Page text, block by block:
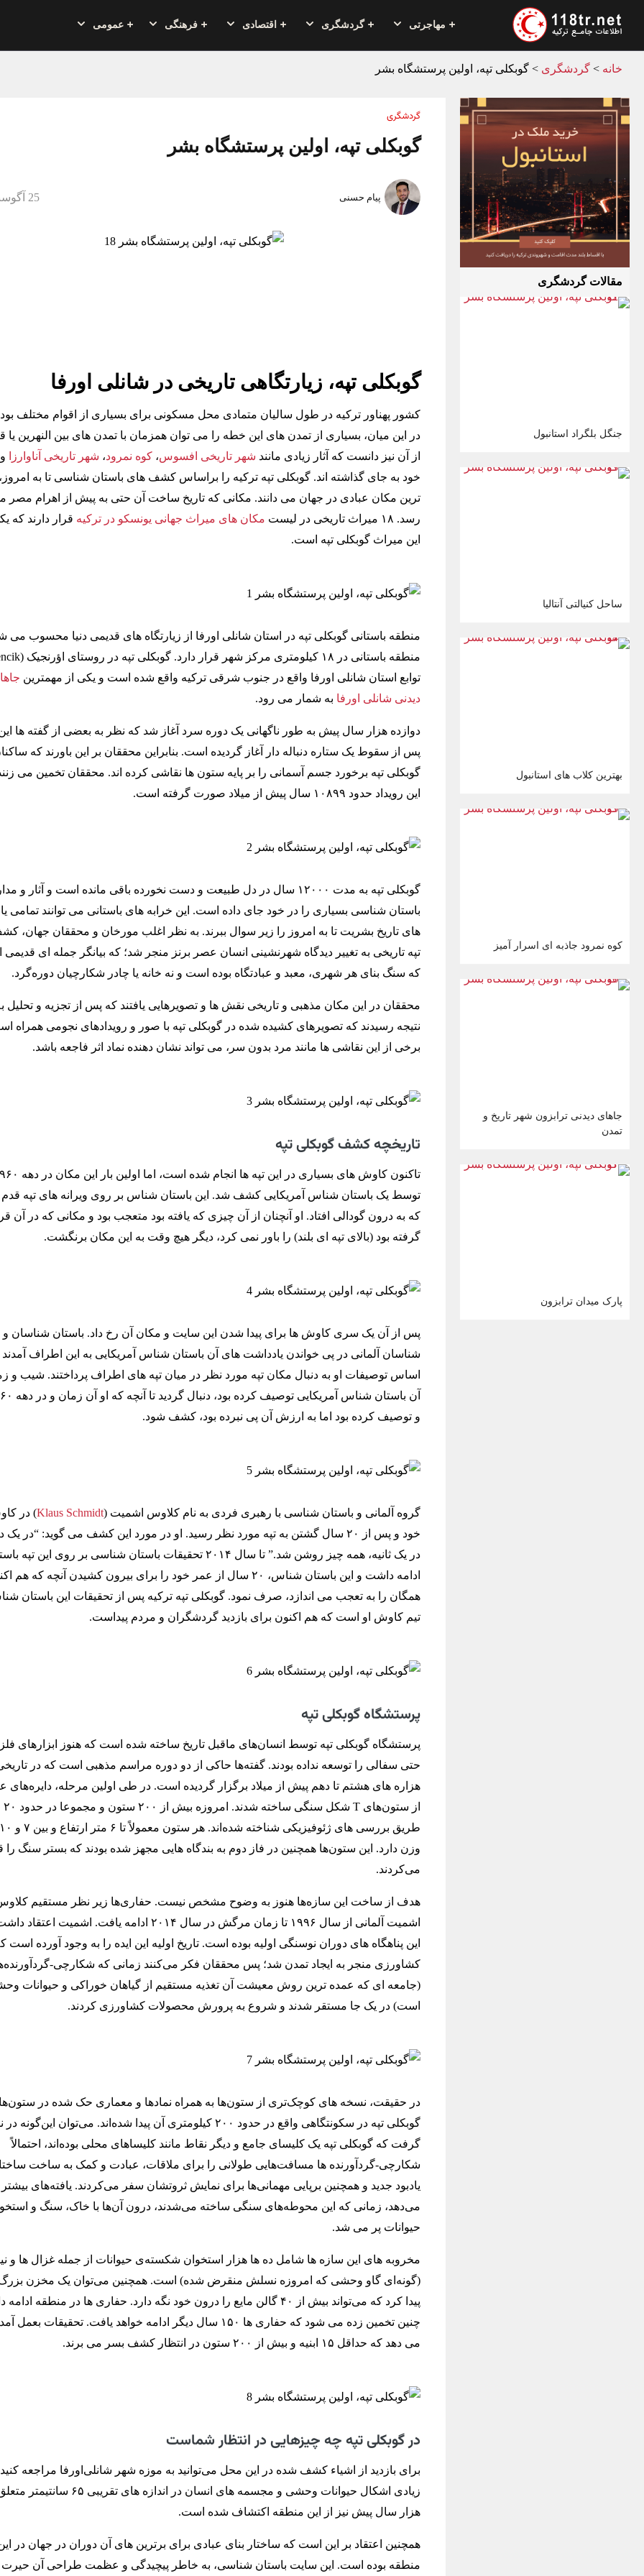
مهاجرتی گردشگری اقتصادی فرهنگی عمومی
خانه > گردشگری > گوبکلی تپه، اولین پرستشگاه بشر
مقالات گردشگری
جنگل بلگراد استانبول
ساحل کنیالتی آنتالیا
بهترین کلاب های استانبول
کوه نمرود جاذبه ای اسرار آمیز
جاهای دیدنی ترابزون شهر تاریخ و
تمدن
پارک میدان ترابزون
گردشگری
گوبکلی تپه، اولین پرستشگاه بشر
پیام حسنی 25 آگوست 2020
گوبکلی تپه، زیارتگاهی تاریخی در شانلی اورفا
کشور پهناور ترکیه در طول سالیان متمادی محل مسکونی برای بسیاری از اقوام مختلف
در این میان، بسیاری از تمدن های این خطه را می توان همزمان با تمدن های بین النهرین یا
از آن نیز دانست که آثار زیادی مانند شهر تاریخی افسوس، کوه نمرود، شهر تاریخی آناوارزا
خود به جای گذاشته اند. گوبکلی تپه ترکیه را براساس کشف های باستان شناسی تا به
ترین مکان عبادی در جهان می دانند. مکانی که تاریخ ساخت آن حتی به پیش از اهرام مصر
رسد. ۱۸ میراث تاریخی در لیست
مکان های میراث جهانی یونسکو در ترکیه قرار دارند که
این میراث گوبکلی تپه است.
منطقه باستانی گوبکلی تپه در استان شانلی اورفا از زیارتگاه های قدیمی دنیا محسوب می
توابع استان شانلی اورفا واقع در جنوب شرقی ترکیه واقع شده است و یکی از مهمترین
دیدنی شانلی اورفا به شمار می رود.
دوازده هزار سال پیش به طور ناگهانی یک دوره سرد آغاز شد که نظر به بعضی از گفته ها
پس از سقوط یک ستاره دنباله دار آغاز گردیده است. بنابراین محققان بر این باورند که
گوبکلی تپه برخورد جسم آسمانی را بر پایه ستون ها نقاشی کرده اند. محققان تخمین می
این رویداد حدود ۱۰۸۹۹ سال پیش از میلاد صورت گرفته است.
گوبکلی تپه به مدت ۱۲۰۰۰ سال در دل طبیعت و دست نخورده باقی مانده است و آثار و
باستان شناسی بسیاری را در خود جای داده است. این خرابه های باستانی می توانند تمامی
های تاریخ بشریت تا به امروز را زیر سوال ببرند. به نظر اغلب مورخان و محققان جهان،
تپه تاریخی به تغییر دیدگاه شهرنشینی انسان عصر برنز منجر شد؛ که بیانگر جمله ای
که سنگ بنای هر شهری، معبد و عبادتگاه بوده است و نه خانه یا چادر شکارچیان دوره‌گرد.
محققان در این مکان مذهبی و تاریخی نقش ها و تصویرهایی یافتند که پس از تجزیه و تحلیل
نتیجه رسیدند که تصویرهای کشیده شده در گوبکلی تپه با صور و رویدادهای نجومی همراه
برخی از این نقاشی ها مانند مرد بدون سر، می تواند نشان دهنده نماد اثر فاجعه باشد.
تاریخچه کشف گوبکلی تپه
توسط یک باستان شناس آمریکایی کشف شد. این باستان شناس بر روی ویرانه های تپه
که به درون گودالی افتاد. او آنچنان از آن چیزی که یافته بود متعجب بود و مکانی که در آن
گرفته بود (بالای تپه ای بلند) را باور نمی کرد، دیگر هیچ وقت به این مکان برنگشت.
پس از آن یک سری کاوش ها برای پیدا شدن این سایت و مکان آن رخ داد. باستان شناسان
شناسان آلمانی در پی خواندن یادداشت های آن باستان شناس آمریکایی به این اطراف آمدند
اساس توصیفات او به دنبال مکان تپه مورد نظر در میان تپه های اطراف پرداختند. شیب و
و توصیف کرده بود اما به ارزش آن پی نبرده بود، کشف شود.
گروه آلمانی و باستان شناسی با رهبری فردی به نام کلاوس اشمیت (Klaus Schmidt) در
خود و پس از ۲۰ سال گشتن به تپه مورد نظر رسید. او در مورد این کشف می گوید: “در یک
در یک ثانیه، همه چیز روشن شد.” تا سال ۲۰۱۴ تحقیقات باستان شناسی بر روی این تپه
ادامه داشت و این باستان شناس، ۲۰ سال از عمر خود را برای بیرون کشیدن آنچه که هم
همگان را به تعجب می اندازد، صرف نمود. گوبکلی تپه ترکیه پس از تحقیقات این باستان
تیم کاوش او است که هم اکنون برای بازدید گردشگران و مردم پیداست.
پرستشگاه گوبکلی تپه
پرستشگاه گوبکلی تپه توسط انسان‌های ماقبل تاریخ ساخته شده است که هنوز ابزارهای
حتی سفالی را توسعه نداده بودند. گفته‌ها حاکی از دو دوره مراسم مذهبی است که در
هزاره ‌های هشتم تا دهم پیش از میلاد برگزار گردیده است. در طی اولین مرحله، دایره‌های
وزن دارد. این ستون‌ها همچنین در فاز دوم به بندگاه‌ هایی مجهز شده بودند که بستر سنگ را
می‌کردند.
هدف از ساخت این سازه‌ها هنوز به وضوح مشخص نیست. حفاری‌ها زیر نظر مستقیم
اشمیت آلمانی از سال ۱۹۹۶ تا زمان مرگش در سال ۲۰۱۴ ادامه یافت. اشمیت
این پناهگاه ‌های دوران نوسنگی اولیه بوده است. تاریخ اولیه این ایده را به وجود آورده است
کشاورزی منجر به ایجاد تمدن شد؛ پس محققان فکر می‌کنند زمانی که شکارچی-
(جامعه‌ ای که عمده ترین روش معیشت آن تغذیه‌ مستقیم از گیاهان خوراکی و حیوانات
است) در یک جا مستقر شدند و شروع به پرورش محصولات کشاورزی کردند.
در حقیقت، نسخه ‌های کوچک‌تری از ستون‌ها به همراه نمادها و معماری حک شده در
گوبکلی تپه در سکونتگاهی واقع در حدود ۲۰۰ کیلومتری آن پیدا شده‌اند. می‌توان این‌گونه
گرفت که گوبکلی تپه یک کلیسای جامع و دیگر نقاط مانند کلیساهای محلی بوده‌اند، احتمالاً
شکارچی-گردآورنده ‌ها مسافت‌هایی طولانی را برای ملاقات، عبادت و کمک به ساخت
یادبود جدید و همچنین برپایی مهمانی‌ها برای نمایش ثروتشان سفر می‌کردند. یافته‌های
می‌دهد، زمانی که این محوطه‌های سنگی ساخته می‌شدند، درون آن‌ها با خاک، سنگ و
حیوانات پر می شد.
مخروبه ‌های این سازه‌ ها شامل ده ‌ها هزار استخوان شکسته‌ی حیوانات از جمله غزال ‌ها و
(گونه‌ای گاو وحشی که امروزه نسلش منقرض شده) است. همچنین می‌توان یک مخزن
پیدا کرد که می‌تواند بیش از ۴۰ گالن مایع را درون خود نگه دارد. حفاری ها در منطقه
چنین تخمین زده می شود که حفاری ها ۱۵۰ سال دیگر ادامه خواهد یافت. تحقیقات
می دهد که حداقل ۱۵ ابنیه و بیش از ۲۰۰ ستون در انتظار کشف بسر می برند.
در گوبکلی تپه چه چیزهایی در انتظار شماست
برای بازدید از اشیاء کشف شده در این محل می‌توانید به موزه شهر شانلی‌اورفا مراجعه کنید.
هزار سال پیش نیز از این منطقه اکتشاف شده است.
همچنین اعتقاد بر این است که ساختار بنای عبادی برای برترین های آن دوران در جهان در
منطقه بوده است. این سایت باستان شناسی، به خاطر پیچیدگی و عظمت طراحی آن حیرت